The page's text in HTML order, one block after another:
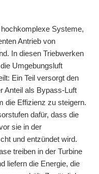
Systeme,
Antrieb von
In diesen Triebwerken
Umgebungsluft
Ein Teil versorgt den
Anteil als Bypass-Luft
die Effizienz zu steigern.
dafür, dass die
sie in der
und entzündet wird.
treiben in der Turbine
liefern die Energie, die
Anders als bei
heiße Abgasstrahl den
der von einer
in das
In der Brennkammer
wodurch heiße Gase
an, die wiederum
Dadurch setzt sich
dafür ausgelegt,
Schub zu erzeugen.
und bestimmten
oder
Turboprop-Triebwerks:
komprimiert und
Die
Turbinenstufe an, die
den Hauptrotor eines